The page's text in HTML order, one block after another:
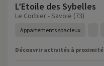
L’Etoile des Sybelles
Le Corbier - Savoie (73)
Appartements spacieux
Découvrir activités à proximité